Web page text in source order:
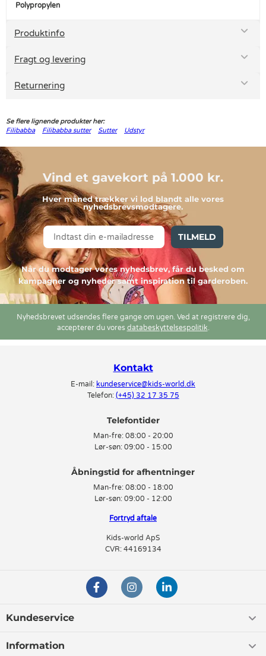
Polypropylen
Produktinfo
Fragt og levering
Returnering
Se flere lignende produkter her:
Filibabba
Filibabba sutter Sutter Udstyr
Vind et gavekort på 1.000 kr.
Hver måned trækker vi lod blandt alle vores
nyhedsbrevsmodtagere.
TILMELD
Når du modtager vores nyhedsbrev, får du besked om
kampagner og nyheder samt inspiration til garderoben.
Nyhedsbrevet udsendes flere gange om ugen. Ved at registrere dig,
accepterer du vores databeskyttelsespolitik.
Kontakt
E-mail: kundeservice@kids-world.dk
Telefon: (+45) 32 17 35 75
Telefontider
Man-fre: 08:00 - 20:00
Lør-søn: 09:00 - 15:00
Man-fre: 08:00 - 18:00
Lør-søn: 09:00 - 12:00
Fortryd aftale
Kids-world ApS
CVR: 44169134
Kundeservice
Information